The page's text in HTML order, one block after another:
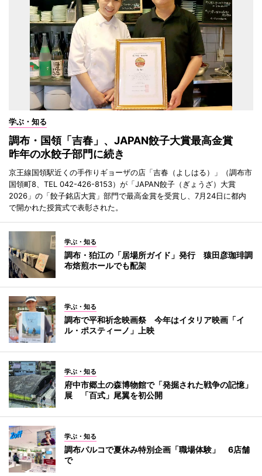
学ぶ・知る
調布・国領「吉春」、JAPAN餃子大賞最高金賞
昨年の水餃子部門に続き
京王線国領駅近くの手作りギョーザの店「吉春（よしはる）」（調布市
国領町8、TEL 042-426-8153）が「JAPAN餃子（ぎょうざ）大賞
2026」の「餃子銘店大賞」部門で最高金賞を受賞し、7月24日に都内
で開かれた授賞式で表彰された。
学ぶ・知る
調布・狛江の「居場所ガイド」発行 猿田彦珈琲調
布焙煎ホールでも配架
学ぶ・知る
調布で平和祈念映画祭 今年はイタリア映画「イ
ル・ポスティーノ」上映
学ぶ・知る
府中市郷土の森博物館で「発掘された戦争の記憶」
展 「百式」尾翼を初公開
学ぶ・知る
調布パルコで夏休み特別企画「職場体験」 6店舗
で